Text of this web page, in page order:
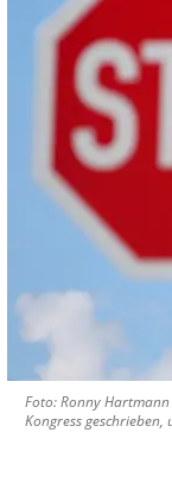
Foto: Ronny
Kongress